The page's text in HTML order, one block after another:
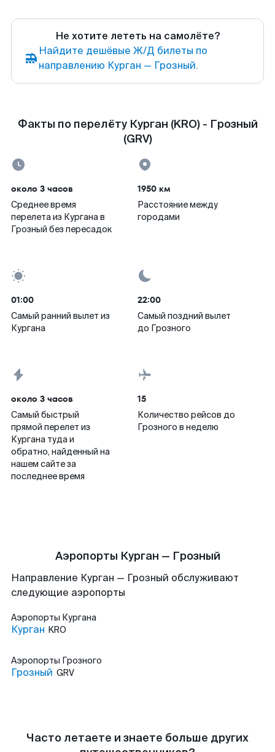
Не хотите лететь на самолёте?
Найдите дешёвые Ж/Д билеты по
направлению Курган — Грозный.
Факты по перелёту Курган (KRO) - Грозный
(GRV)
около 3 часов
Среднее время
перелета из Кургана в
Грозный без пересадок
1950 км
Расстояние между
городами
01:00
Самый ранний вылет из
Кургана
22:00
Самый поздний вылет
до Грозного
около 3 часов
Самый быстрый
прямой перелет из
Кургана туда и
обратно, найденный на
нашем сайте за
последнее время
15
Количество рейсов до
Грозного в неделю
Аэропорты Курган — Грозный
Направление Курган — Грозный обслуживают
следующие аэропорты
Аэропорты Кургана
Курган KRO
Аэропорты Грозного
Грозный GRV
Часто летаете и знаете больше других